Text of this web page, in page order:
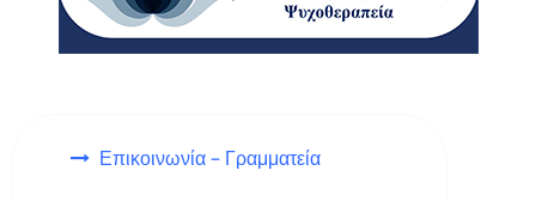
Επικοινωνία – Γραμματεία